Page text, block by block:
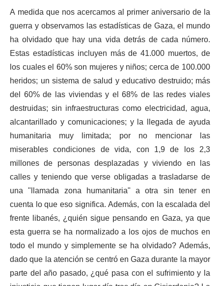
A medida que nos acercamos al primer aniversario de la
guerra y observamos las estadísticas de Gaza, el mundo
ha olvidado que hay una vida detrás de cada número.
Estas estadísticas incluyen más de 41.000 muertos, de
los cuales el 60% son mujeres y niños; cerca de 100.000
heridos; un sistema de salud y educativo destruido; más
del 60% de las viviendas y el 68% de las redes viales
destruidas; sin infraestructuras como electricidad, agua,
alcantarillado y comunicaciones; y la llegada de ayuda
humanitaria muy limitada; por no mencionar las
miserables condiciones de vida, con 1,9 de los 2,3
millones de personas desplazadas y viviendo en las
calles y teniendo que verse obligadas a trasladarse de
una "llamada zona humanitaria" a otra sin tener en
cuenta lo que eso significa. Además, con la escalada del
frente libanés, ¿quién sigue pensando en Gaza, ya que
esta guerra se ha normalizado a los ojos de muchos en
todo el mundo y simplemente se ha olvidado? Además,
dado que la atención se centró en Gaza durante la mayor
parte del año pasado, ¿qué pasa con el sufrimiento y la